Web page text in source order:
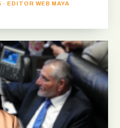
EDITOR WEB MAYA